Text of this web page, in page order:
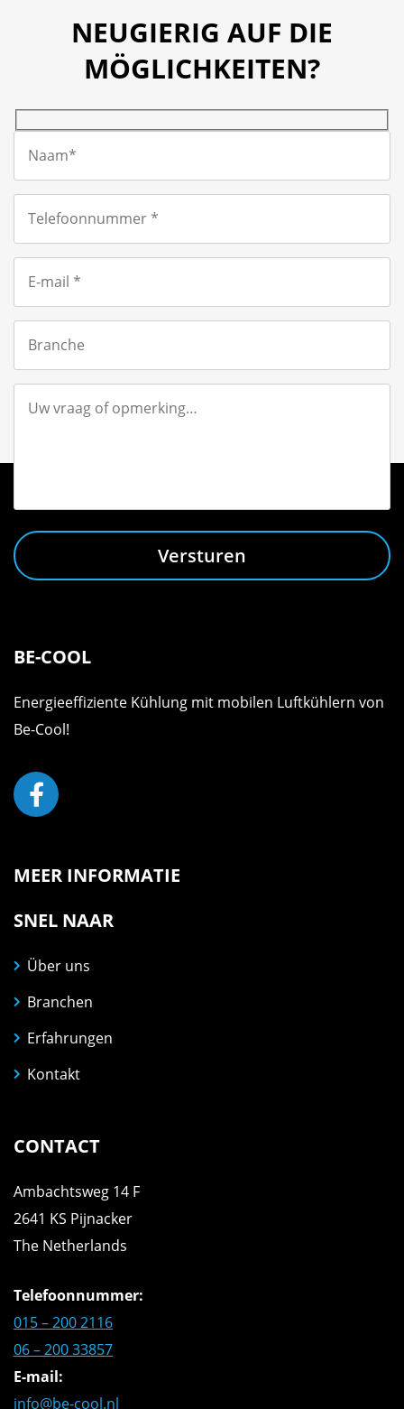
NEUGIERIG AUF DIE
MÖGLICHKEITEN?
Versturen
BE-COOL
Energieeffiziente Kühlung mit mobilen Luftkühlern von
Be-Cool!
MEER INFORMATIE
SNEL NAAR
Über uns
Branchen
Erfahrungen
Kontakt
CONTACT
Ambachtsweg 14 F
2641 KS Pijnacker
The Netherlands
Telefoonnummer:
015 – 200 2116
06 – 200 33857
E-mail:
info@be-cool.nl